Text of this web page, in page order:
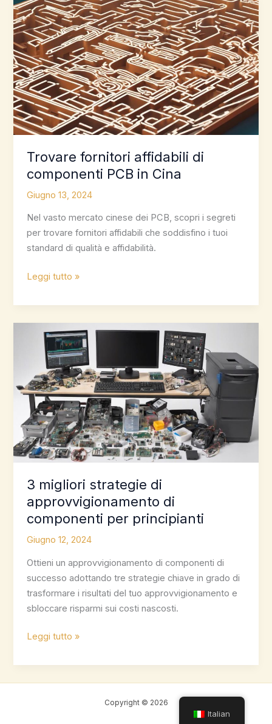
dei
componenti
per
la
produzione
di
componenti
elettronici
Trovare fornitori affidabili di
componenti PCB in Cina
Giugno 13, 2024
Nel vasto mercato cinese dei PCB, scopri i segreti
per trovare fornitori affidabili che soddisfino i tuoi
standard di qualità e affidabilità.
Trovare
affidabili
di
componenti
PCB
Cina
Leggi tutto »
3 migliori strategie di
approvvigionamento di
componenti per principianti
Giugno 12, 2024
Ottieni un approvvigionamento di componenti di
successo adottando tre strategie chiave in grado di
trasformare i risultati del tuo approvvigionamento e
sbloccare risparmi sui costi nascosti.
3
strategie
di
Leggi tutto »
Copyright © 2026
Italian